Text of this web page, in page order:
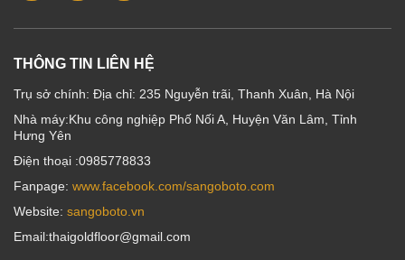
THÔNG TIN LIÊN HỆ
Trụ sở chính: Địa chỉ: 235 Nguyễn trãi, Thanh Xuân, Hà Nội
Nhà máy:Khu công nghiệp Phố Nối A, Huyện Văn Lâm, Tỉnh
Hưng Yên
Điện thoại :0985778833
Fanpage: www.facebook.com/sangoboto.com
Website: sangoboto.vn
Email:thaigoldfloor@gmail.com